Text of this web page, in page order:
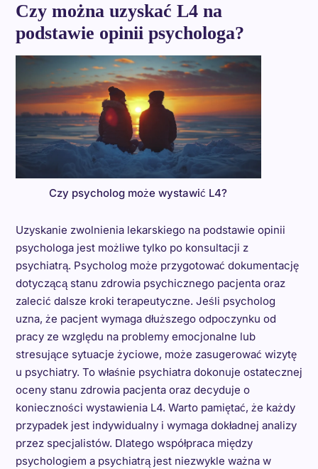
Czy można uzyskać L4 na
podstawie opinii psychologa?
Czy psycholog może wystawić L4?
Uzyskanie zwolnienia lekarskiego na podstawie opinii
psychologa jest możliwe tylko po konsultacji z
psychiatrą. Psycholog może przygotować dokumentację
dotyczącą stanu zdrowia psychicznego pacjenta oraz
zalecić dalsze kroki terapeutyczne. Jeśli psycholog
uzna, że pacjent wymaga dłuższego odpoczynku od
pracy ze względu na problemy emocjonalne lub
stresujące sytuacje życiowe, może zasugerować wizytę
u psychiatry. To właśnie psychiatra dokonuje ostatecznej
oceny stanu zdrowia pacjenta oraz decyduje o
konieczności wystawienia L4. Warto pamiętać, że każdy
przypadek jest indywidualny i wymaga dokładnej analizy
przez specjalistów. Dlatego współpraca między
psychologiem a psychiatrą jest niezwykle ważna w